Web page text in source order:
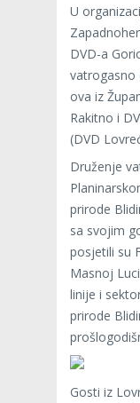
U
DVD-a
vatrogasno
ova iz
Rakitno i
(DVD
Druženje
prirode
sa svojim
posjetili su
Masnoj
linije i
prirode
Gosti iz